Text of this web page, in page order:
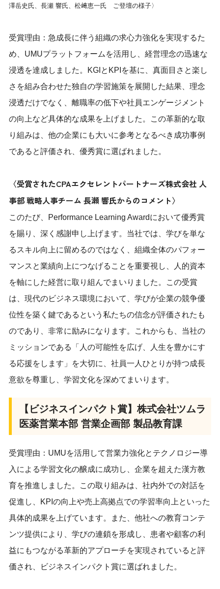
澤岳史氏、長瀬 響氏、松﨑恵一氏 ご登壇の様子〉
受賞理由：急成長に伴う組織の求心力強化を実現するた
め、UMUプラットフォームを活用し、経営理念の迅速な
浸透を達成しました。KGIとKPIを基に、真面目さと楽し
さを組み合わせた独自の学習施策を展開した結果、理念
浸透だけでなく、離職率の低下や社員エンゲージメント
の向上など具体的な成果を上げました。この革新的な取
り組みは、他の企業にも大いに参考となるべき成功事例
であると評価され、優秀賞に選ばれました。
〈受賞されたCPAエクセレントパートナーズ株式会社 人
事部 戦略人事チーム 長瀬 響氏からのコメント〉
このたび、Performance Learning Awardにおいて優秀賞
を賜り、深く感謝申し上げます。当社では、学びを単な
るスキル向上に留めるのではなく、組織全体のパフォー
マンスと業績向上につなげることを重要視し、人的資本
を軸にした経営に取り組んでまいりました。この受賞
は、現代のビジネス環境において、学びが企業の競争優
位性を築く鍵であるという私たちの信念が評価されたも
のであり、非常に励みになります。これからも、当社の
ミッションである「人の可能性を広げ、人生を豊かにす
る応援をします」を大切に、社員一人ひとりが持つ成長
意欲を尊重し、学習文化を深めてまいります。
【ビジネスインパクト賞】株式会社ツムラ
医薬営業本部 営業企画部 製品教育課
受賞理由：UMUを活用して営業力強化とテクノロジー導
入による学習文化の醸成に成功し、企業を超えた漢方教
育を推進しました。この取り組みは、社内外での対話を
促進し、KPIの向上や売上高拠点での学習率向上といった
具体的成果を上げています。また、他社への教育コンテ
ンツ提供により、学びの連鎖を形成し、患者や顧客の利
益にもつながる革新的アプローチを実現されていると評
価され、ビジネスインパクト賞に選ばれました。